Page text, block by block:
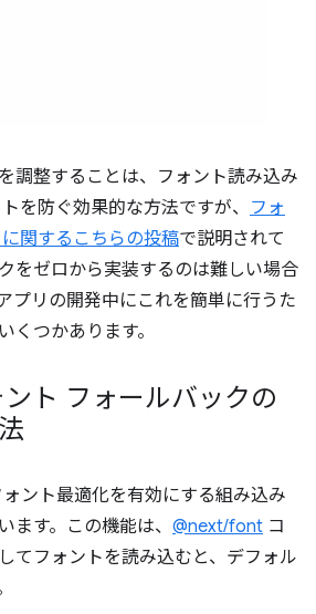
調整することは、フォント読み込み
を防ぐ効果的な方法ですが、 フォ
関するこちらの投稿で説明されて
をゼロから実装するのは難しい場合
プリの開発中にこれを簡単に行うた
くつかあります。
ト フォールバックの
ント最適化を有効にする組み込み
ます。この機能は、 @next/font コ
てフォントを読み込むと、デフォル